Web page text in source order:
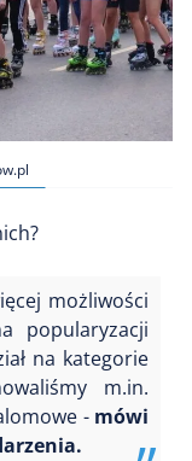
możliwości
popularyzacji
na kategorie
m.in.
- mówi